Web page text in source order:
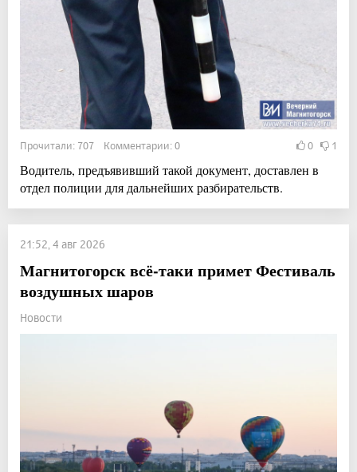
Прочитали: 707 Комментарии: 0 0 1
Водитель, предъявивший такой документ, доставлен в
отдел полиции для дальнейших разбирательств.
21:52, 4 авг 2026
Магнитогорск всё-таки примет Фестиваль
воздушных шаров
Новости